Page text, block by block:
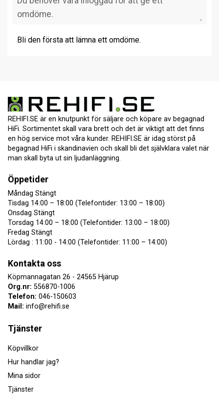
Bli den första att lämna ett omdöme.
REHIFI.SE är en knutpunkt för säljare och köpare av begagnad
HiFi. Sortimentet skall vara brett och det är viktigt att det finns
en hög service mot våra kunder. REHIFI.SE är idag störst på
begagnad HiFi i skandinavien och skall bli det självklara valet när
man skall byta ut sin ljudanläggning.
Öppetider
Måndag Stängt
Tisdag 14:00 – 18:00 (Telefontider: 13:00 – 18:00)
Onsdag Stängt
Torsdag 14:00 – 18:00 (Telefontider: 13:00 – 18:00)
Fredag Stängt
Lördag : 11:00 - 14:00 (Telefontider: 11:00 – 14:00)
Kontakta oss
Köpmannagatan 26 - 24565 Hjärup
Org.nr: 556870-1006
Telefon: 046-150603
Mail: info@rehifi.se
Tjänster
Köpvillkor
Hur handlar jag?
Mina sidor
Tjänster